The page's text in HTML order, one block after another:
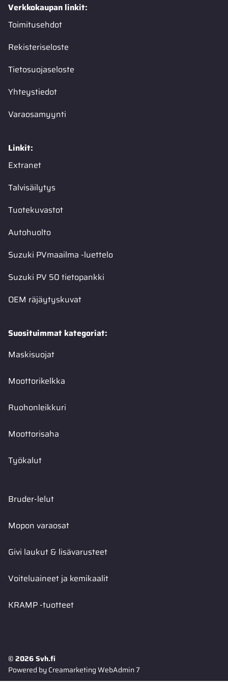
Verkkokaupan linkit:
Toimitusehdot
Rekisteriseloste
Tietosuojaseloste
Yhteystiedot
Varaosamyynti
Linkit:
Extranet
Talvisäilytys
Tuotekuvastot
Autohuolto
Suzuki PVmaailma -luettelo
Suzuki PV 50 tietopankki
OEM räjäytyskuvat
Suosituimmat kategoriat:
Maskisuojat
Moottorikelkka
Ruohonleikkuri
Moottorisaha
Työkalut
Bruder-lelut
Mopon varaosat
Givi laukut & lisävarusteet
Voiteluaineet ja kemikaalit
KRAMP -tuotteet
© 2026 Svh.fi
Powered byCreamarketing WebAdmin 7